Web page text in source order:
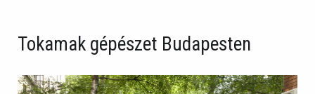
Tokamak gépészet Budapesten